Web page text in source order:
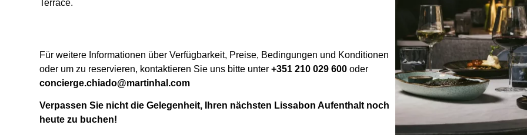
Terrace.
Für weitere Informationen über Verfügbarkeit, Preise, Bedingungen und Konditionen
oder um zu reservieren, kontaktieren Sie uns bitte unter+351 210 029 600 oder
concierge.chiado@martinhal.com
Verpassen Sie nicht die Gelegenheit, Ihren nächsten Lissabon Aufenthalt noch
heute zu buchen!